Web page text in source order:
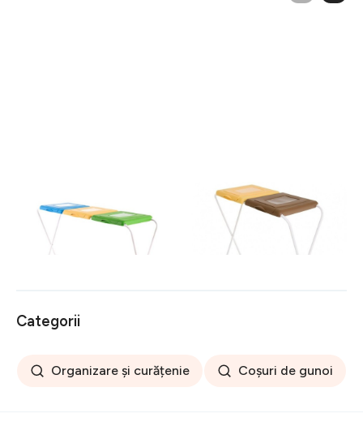
Suport pentru saci menajeri
pentru colectare selectiva
120 L, Jotta, 3
compartimente verde-
149 lei
Suport pentru saci menajeri
pentru colectare selectiva
120 L, Jotta, 2
compartimente galben-
Categorii
Organizare și curățenie Coșuri de gunoi